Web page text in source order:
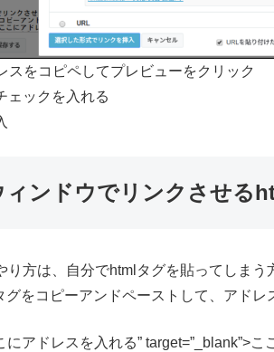
スをコピペしてプレビューをクリック
ェックを入れる
ィンドウでリンクさせる
り方は、自分でhtmlタグを貼ってしまう
グをコピーアンドペーストして、アドレ
にアドレスを入れる” target=”_blank”>